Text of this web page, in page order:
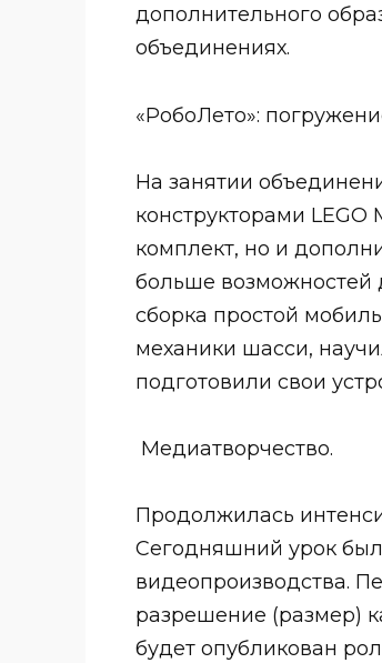
дополнительного
объединениях.
«РобоЛето»:
На занятии
конструкторами LEGO
комплект, но и
больше возможностей
сборка простой
механики шасси,
подготовили свои
Медиатворчество.
Продолжилась
Сегодняшний урок
видеопроизводства.
разрешение (размер)
будет опубликован